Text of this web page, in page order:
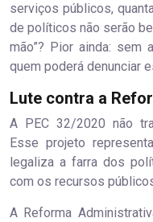
serviços públicos,
de políticos não serão
mão”? Pior ainda: sem
quem poderá denunciar
Lute contra a
A PEC 32/2020 não
Esse projeto
legaliza a farra dos
com os recursos
A Reforma